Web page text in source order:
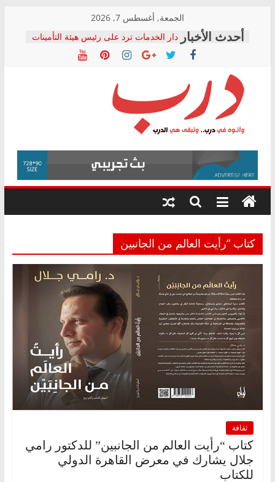
content
الجمعة, أغسطس 7, 2026
دار الخدمات ترد على رئيس هيئة التأمينات
بعد مؤتمره الصحفي: إنكار الأزمة لا ينهي
معاناة أصحاب المعاشات.. ونطالب بكشف
فرحات سليمان يكتب: القطاع الصحي إلى
أين؟
حزب التحالف الشعبي يطلق لجنة “الحق
في الصحة” بالإسكندرية لرصد الانتهاكات
ودعم المرضى
الوزاري لمدينة الصحفيين.. وانتهاء أعمال
إنشاء المبنى الإداري
المجلس القومي لحقوق الإنسان يعلن
متابعة قضية الدكتور محمد زهران.. ويؤكد:
قرينة البراءة وضمانات المحاكمة العادلة
درب
وأتوه
درب..
وتبقى
هي
كتاب “رأيت العالم من الجانبين
ثقافة
كتاب “رأيت العالم من الجانبين” للدكتور رامي
جلال يشارك في معرض القاهرة الدولي
للكتاب